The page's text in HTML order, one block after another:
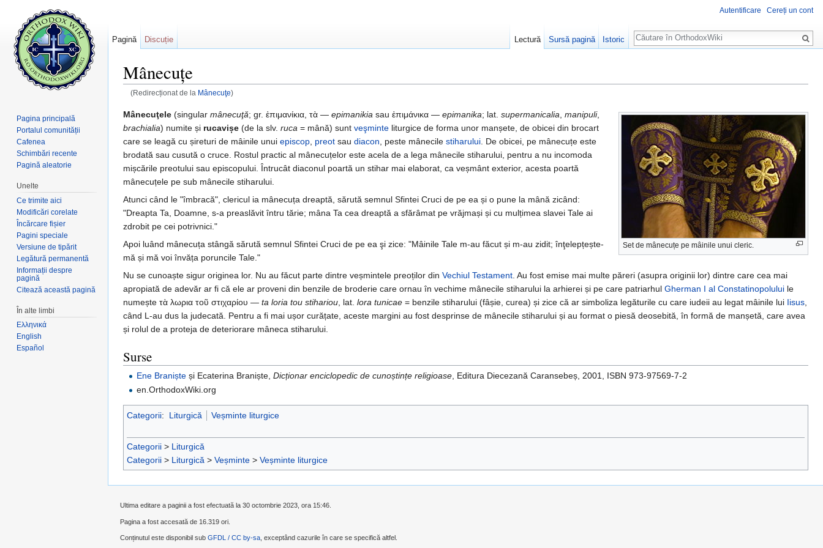
Mânecuțe
(Redirecționat de la Mânecuţe)
Set de mânecuțe pe mâinile unui cleric.
Mânecuţele (singular mânecuţă; gr. ἐπιμανίκια, τὰ — epimanikia sau ἐπιμάνικα — epimanika; lat. supermanicalia manipuli,
brachialia) numite și rucavișe (de la slv. ruca = mână) sunt veşminte liturgice de forma unor manșete, de obicei din brocart
care se leagă cu șireturi de mâinile unui episcop preot sau diacon , peste mânecile stiharului . De obicei, pe mânecuțe este
brodată sau cusută o cruce. Rostul practic al mânecuțelor este acela de a lega mânecile stiharului, pentru a nu incomoda
mișcările preotului sau episcopului. Întrucât diaconul poartă un stihar mai elaborat, ca veșmânt exterior, acesta poartă
mânecuțele pe sub mânecile stiharului.
Atunci când le "îmbracă", clericul ia mânecuța dreaptă, sărută semnul Sfintei Cruci de pe ea și o pune la mână zicând:
"Dreapta Ta, Doamne, s-a preaslăvit întru tărie; mâna Ta cea dreaptă a sfărâmat pe vrăjmași și cu mulțimea slavei Tale ai
zdrobit pe cei potrivnici."
Apoi luând mânecuța stângă sărută semnul Sfintei Cruci de pe ea şi zice: "Mâinile Tale m-au făcut și m-au zidit; înţelepțește-
mă și mă voi învăța poruncile Tale."
Nu se cunoaște sigur originea lor. Nu au făcut parte dintre veșmintele preoților din Vechiul Testament . Au fost emise mai multe păreri (asupra originii lor) dintre care cea mai
apropiată de adevăr ar fi că ele ar proveni din benzile de broderie care ornau în vechime mânecile stiharului la arhierei și pe care patriarhul Gherman I al Constatinopolului le
numește τὰ λωρια τοῦ στιχαρίου — ta loria tou stihariou , lat. lora tunicae = benzile stiharului (fâșie, curea) și zice că ar simboliza legăturile cu care iudeii au legat mâinile lui Iisus
când L-au dus la judecată. Pentru a fi mai ușor curățate, aceste margini au fost desprinse de mânecile stiharului și au format o piesă deosebită, în formă de manșetă, care avea
și rolul de a proteja de deteriorare mâneca stiharului.
Surse
Ene Braniște și Ecaterina Braniște,Dicționar enciclopedic de cunoștințe religioase , Editura Diecezană Caransebeș, 2001, ISBN 973-97569-7-2
en.OrthodoxWiki.org
Categorii: Liturgică Veșminte liturgice
Categorii > Liturgică
Categorii > Liturgică > Veșminte > Veșminte liturgice
Autentificare Cereți un cont
Pagină Discuție Lectură Sursă pagină Istoric
Căutare
Pagina principală
Portalul comunității
Cafenea
Schimbări recente
Pagină aleatorie
Unelte
Ce trimite aici
Modificări corelate
Încărcare fișier
Pagini speciale
Versiune de tipărit
Legătură permanentă
Informații despre
pagină
Citează această pagină
În alte limbi
Ελληνικά
English
Español
Ultima editare a paginii a fost efectuată la 30 octombrie 2023, ora 15:46.
Pagina a fost accesată de 16.319 ori.
Conținutul este disponibil sub GFDL / CC by-sa , exceptând cazurile în care se specifică altfel.